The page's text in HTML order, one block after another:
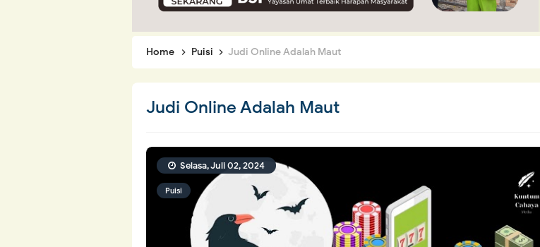
Home Puisi Judi Online Adalah Maut
Judi Online Adalah Maut
Puisi
Selasa, Juli 02, 2024